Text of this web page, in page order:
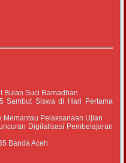
Bulan Suci Ramadhan
Sambut Siswa di Hari Pertama
Memantau Pelaksanaan Ujian
Digitalisasi Pembelajaran
Banda Aceh